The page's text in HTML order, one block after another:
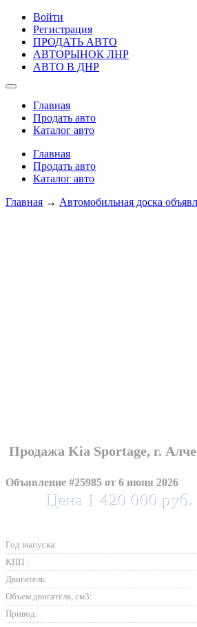
Войти
Регистрация
ПРОДАТЬ АВТО
АВТОРЫНОК ЛНР
АВТО В ДНР
Главная
Продать авто
Каталог авто
Главная
Продать авто
Каталог авто
Главная → Автомобильная доска
Продажа Kia Sportage, г.
Объявление #25985 от 6 июня 2026
Цена 1 420 000 руб.
Год выпуска:
КПП :
Двигатель:
Объем двигателя, см3:
Привод: